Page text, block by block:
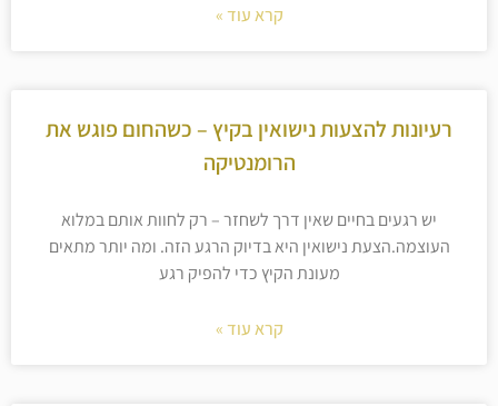
קרא עוד »
רעיונות להצעות נישואין בקיץ – כשהחום פוגש את
הרומנטיקה
יש רגעים בחיים שאין דרך לשחזר – רק לחוות אותם במלוא
העוצמה.הצעת נישואין היא בדיוק הרגע הזה. ומה יותר מתאים
מעונת הקיץ כדי להפיק רגע
קרא עוד »